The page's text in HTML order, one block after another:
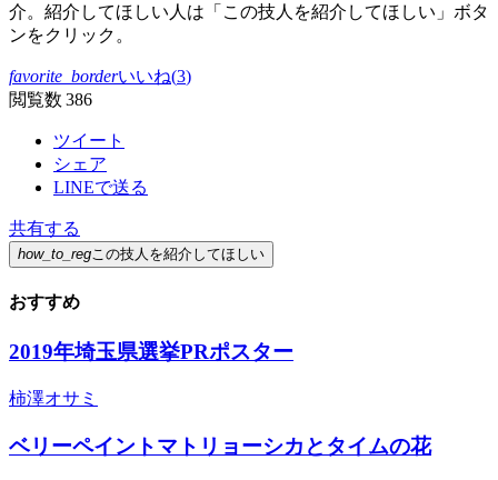
介。紹介してほしい人は「この技人を紹介してほしい」ボタ
ンをクリック。
favorite_borderいいね(3)
閲覧数 386
ツイート
シェア
LINEで送る
共有する
how_to_reg この技人を紹介してほしい
おすすめ
2019年埼玉県選挙PRポスター
柿澤オサミ
ベリーペイントマトリョーシカとタイムの花